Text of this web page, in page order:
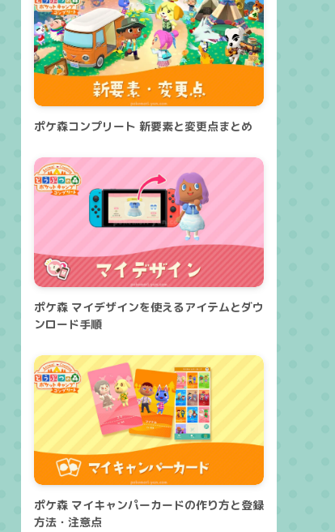
ポケ森コンプリート 新要素と変更点まとめ
ポケ森 マイデザインを使えるアイテムとダウ
ンロード手順
ポケ森 マイキャンパーカードの作り方と登録
方法・注意点